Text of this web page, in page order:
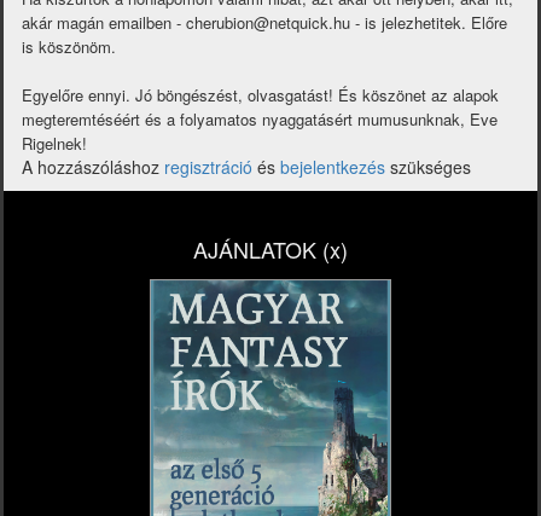
akár magán emailben - cherubion@netquick.hu - is jelezhetitek. Előre
is köszönöm.
Egyelőre ennyi. Jó böngészést, olvasgatást! És köszönet az alapok
megteremtéséért és a folyamatos nyaggatásért mumusunknak, Eve
Rigelnek!
A hozzászóláshoz regisztráció és bejelentkezés szükséges
AJÁNLATOK (x)